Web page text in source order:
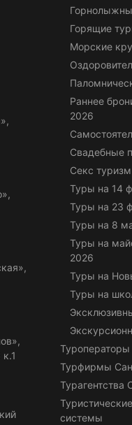
Горящие
Морские
Раннее
2026
Свадебные
Секс туризм
Туры на 14
Туры на 23
Туры на 8
Туры на
2026
Туры на
Туры на
Турфирмы
Турагентства
системы